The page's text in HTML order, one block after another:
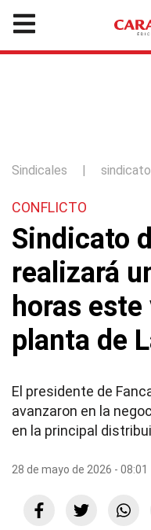
Sindicales |
CONFLICTO
Sindicato
realizará
horas
planta de
El presidente de
avanzaron en la
en la principal
28 de mayo de 2026 - 08:01